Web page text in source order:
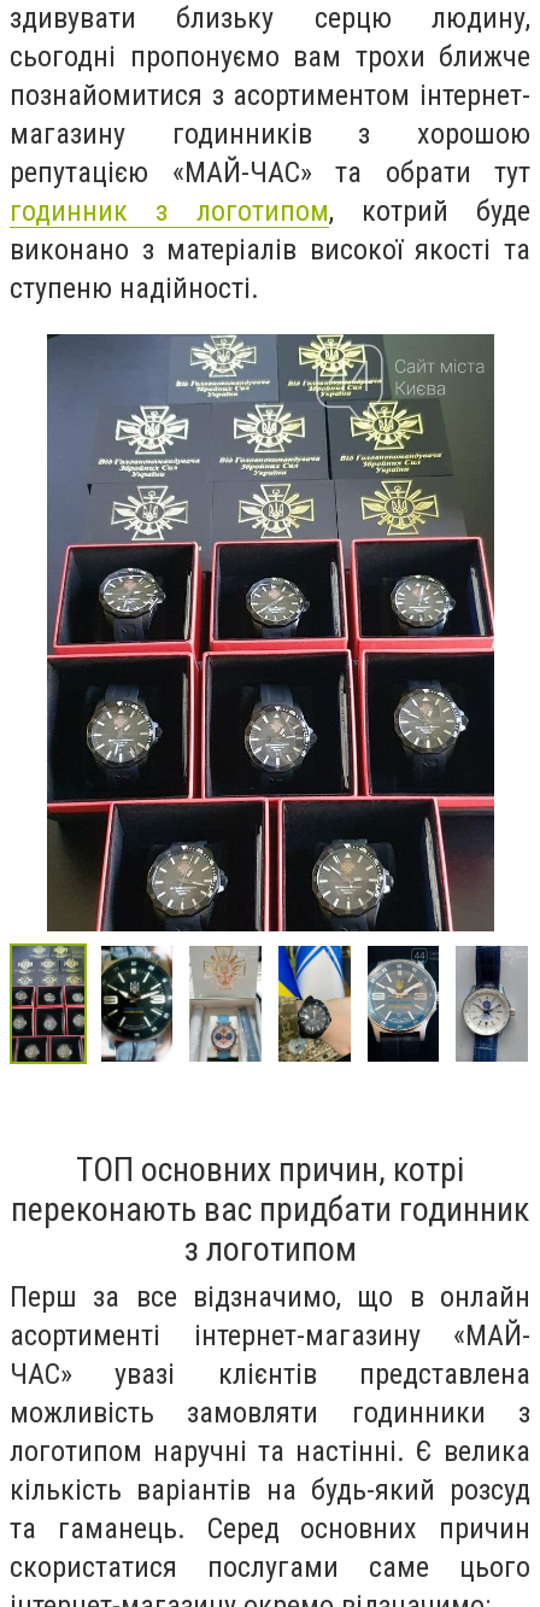
здивувати близьку серцю людину,
сьогодні пропонуємо вам трохи ближче
познайомитися з асортиментом інтернет-
магазину годинників з хорошою
репутацією «МАЙ-ЧАС» та обрати тут
годинник з логотипом, котрий буде
виконано з матеріалів високої якості та
ступеню надійності.
ТОП основних причин, котрі
переконають вас придбати годинник
з логотипом
Перш за все відзначимо, що в онлайн
асортименті інтернет-магазину «МАЙ-
ЧАС» увазі клієнтів представлена
можливість замовляти годинники з
логотипом наручні та настінні. Є велика
кількість варіантів на будь-який розсуд
та гаманець. Серед основних причин
скористатися послугами саме цього